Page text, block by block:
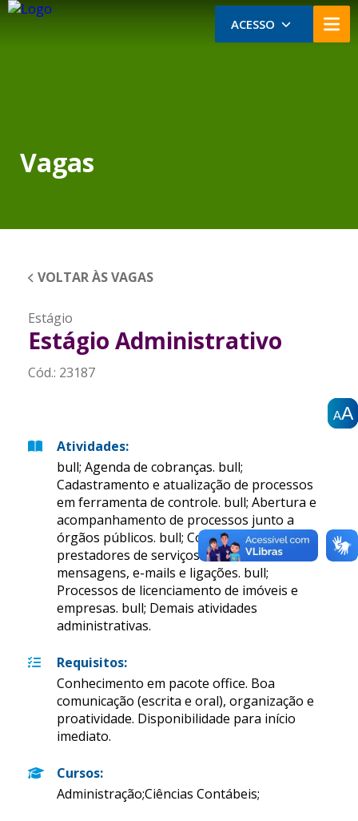
AA
AA
AA
ACESSO
Vagas
VOLTAR ÀS VAGAS
Estágio
Estágio Administrativo
Cód.: 23187
Atividades:
bull; Agenda de cobranças. bull;
Cadastramento e atualização de processos
em ferramenta de controle. bull; Abertura e
acompanhamento de processos junto a
órgãos públicos. bull; Contato com
prestadores de serviços através de
mensagens, e-mails e ligações. bull;
Processos de licenciamento de imóveis e
empresas. bull; Demais atividades
administrativas.
Requisitos:
Conhecimento em pacote office. Boa
comunicação (escrita e oral), organização e
proatividade. Disponibilidade para início
imediato.
Cursos:
Administração;Ciências Contábeis;